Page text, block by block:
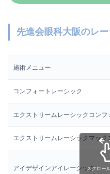
先進会眼科大阪のレ
施術メニュー
コンフォートレーシック
エクストリームレーシックコンフ
エクストリームレーシックマック
アイデザインアイレーシックスクロー